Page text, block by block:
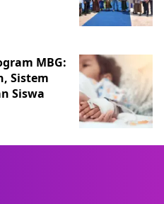
MBG:
Sistem
Siswa